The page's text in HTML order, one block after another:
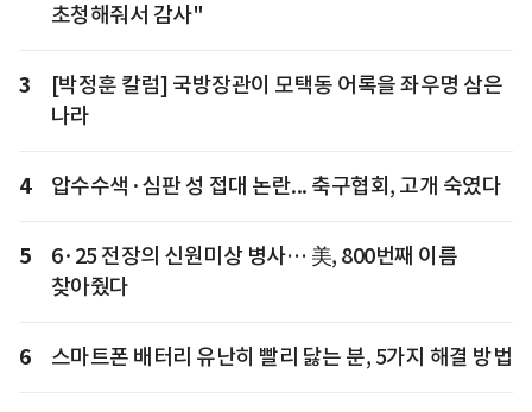
초청해줘서 감사"
3
[박정훈 칼럼] 국방장관이 모택동 어록을 좌우명 삼은
나라
4 압수수색·심판 성 접대 논란... 축구협회, 고개 숙였다
5
6·25 전장의 신원미상 병사… 美, 800번째 이름
찾아줬다
6 스마트폰 배터리 유난히 빨리 닳는 분, 5가지 해결 방법